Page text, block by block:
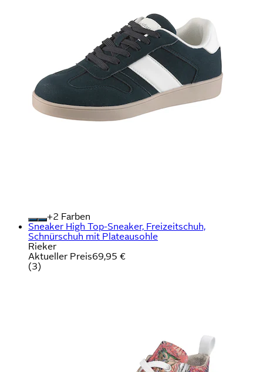
+
Farben
Sneaker High Top-Sneaker, Freizeitschuh,
Schnürschuh mit Plateausohle
Rieker
Aktueller Preis69,95 €
(3)